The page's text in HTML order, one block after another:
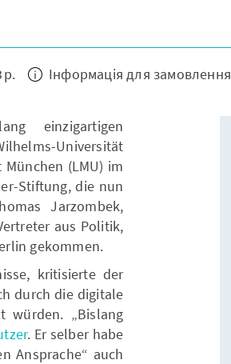
р. Інформація для замовлення
einzigartigen
Universität
(LMU) im
Stiftung, die nun
Jarzombek,
aus Politik,
gekommen.
kritisierte der
durch die digitale
würden. „Bislang
. Er selber habe
Ansprache“ auch